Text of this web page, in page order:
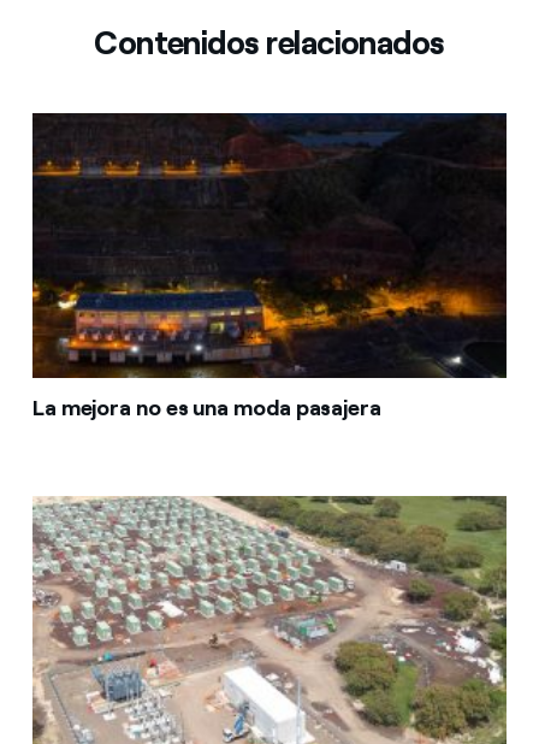
Contenidos relacionados
La mejora no es una moda pasajera